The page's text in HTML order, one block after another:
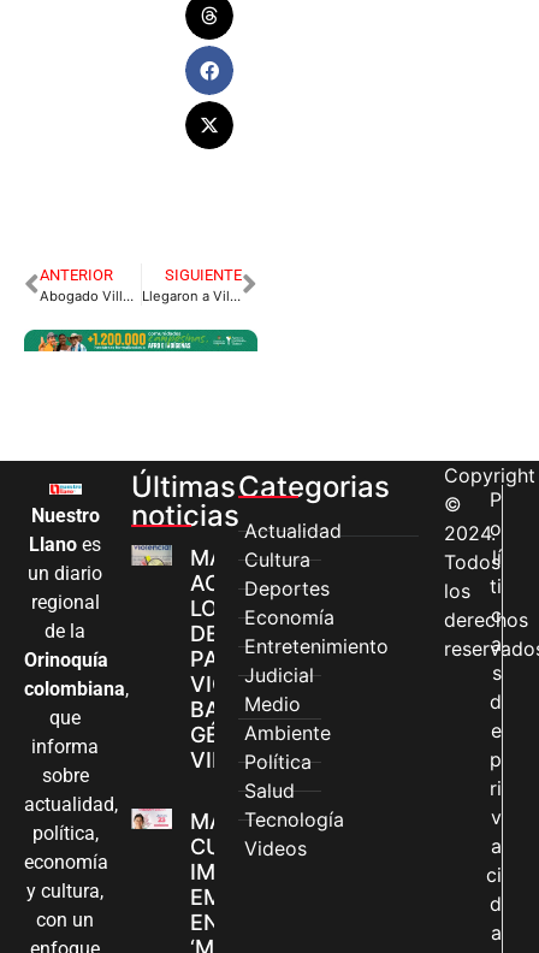
ANTERIOR
Abogado Villavicense nuevo presidente del Consejo de Estado
SIGUIENTE
Llegaron a Villavicencio 20 cuerpos de víctimas de conflicto en Guaviare
Nuestro
Llano es
un diario
regional
de la
Orinoquía
colombiana,
que
informa
sobre
actualidad,
política,
economía
y cultura,
con un
Últimas
noticias
MÁS MUJERES
ACCEDEN A
LOS CANALES
DE ATENCIÓN
PARA
VIOLENCIAS
BASADAS EN
GÉNERO EN
VILLAVICENCIO
MADRES
CUIDADORAS
IMPULSAN SUS
EMPRENDIMIENTOS
EN LA FERIA
‘MANOS QUE
Categorias
Actualidad
Cultura
Deportes
Economía
Entretenimiento
Judicial
Medio
Ambiente
Política
Salud
Tecnología
Videos
Copyright
©
2024.
Todos
los
derechos
P
o
lí
ti
c
a
s
d
e
p
ri
v
a
ci
d
a